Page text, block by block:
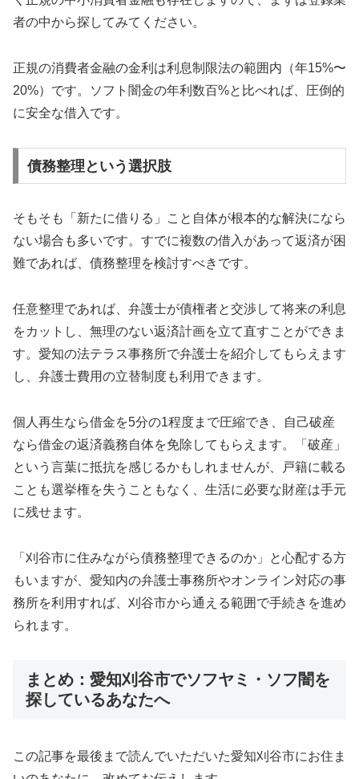
者の中から探してみてください。
正規の消費者金融の金利は利息制限法の範囲内（年15%〜
20%）です。ソフト闇金の年利数百%と比べれば、圧倒的
に安全な借入です。
債務整理という選択肢
そもそも「新たに借りる」こと自体が根本的な解決になら
ない場合も多いです。すでに複数の借入があって返済が困
難であれば、債務整理を検討すべきです。
任意整理であれば、弁護士が債権者と交渉して将来の利息
をカットし、無理のない返済計画を立て直すことができま
す。愛知の法テラス事務所で弁護士を紹介してもらえます
し、弁護士費用の立替制度も利用できます。
個人再生なら借金を5分の1程度まで圧縮でき、自己破産
なら借金の返済義務自体を免除してもらえます。「破産」
という言葉に抵抗を感じるかもしれませんが、戸籍に載る
ことも選挙権を失うこともなく、生活に必要な財産は手元
に残せます。
「刈谷市に住みながら債務整理できるのか」と心配する方
もいますが、愛知内の弁護士事務所やオンライン対応の事
務所を利用すれば、刈谷市から通える範囲で手続きを進め
られます。
まとめ：愛知刈谷市でソフヤミ・ソフ闇を
探しているあなたへ
この記事を最後まで読んでいただいた愛知刈谷市にお住ま